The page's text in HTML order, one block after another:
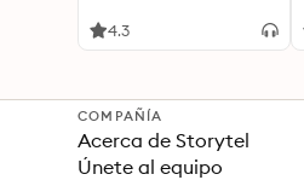
una Vida Mejor
4.3
COMPAÑÍA
Acerca de Storytel
Únete al equipo